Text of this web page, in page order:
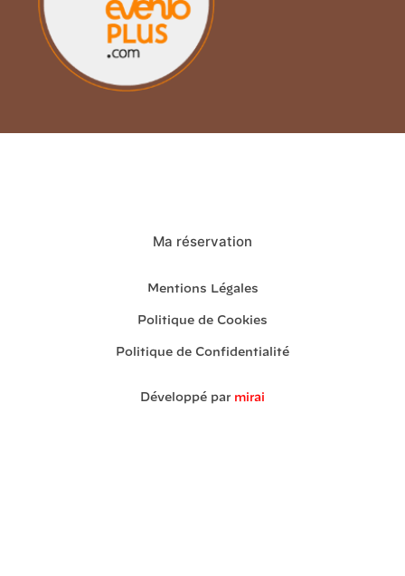
Ma réservation
Mentions Légales
Politique de Cookies
Politique de Confidentialité
Développé par mirai